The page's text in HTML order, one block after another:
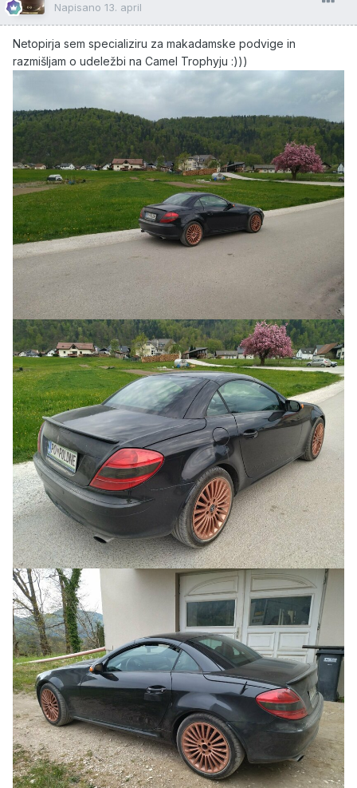
Napisano 13. april
Netopirja sem specializiru za makadamske podvige in
razmišljam o udeležbi na Camel Trophyju :)))